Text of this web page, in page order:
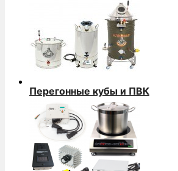
Перегонные кубы и ПВК